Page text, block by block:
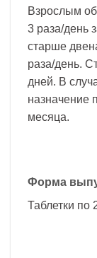
Взрослым
3 раза/день
старше
раза/день.
дней. В
назначение
месяца.
Форма
Таблетки